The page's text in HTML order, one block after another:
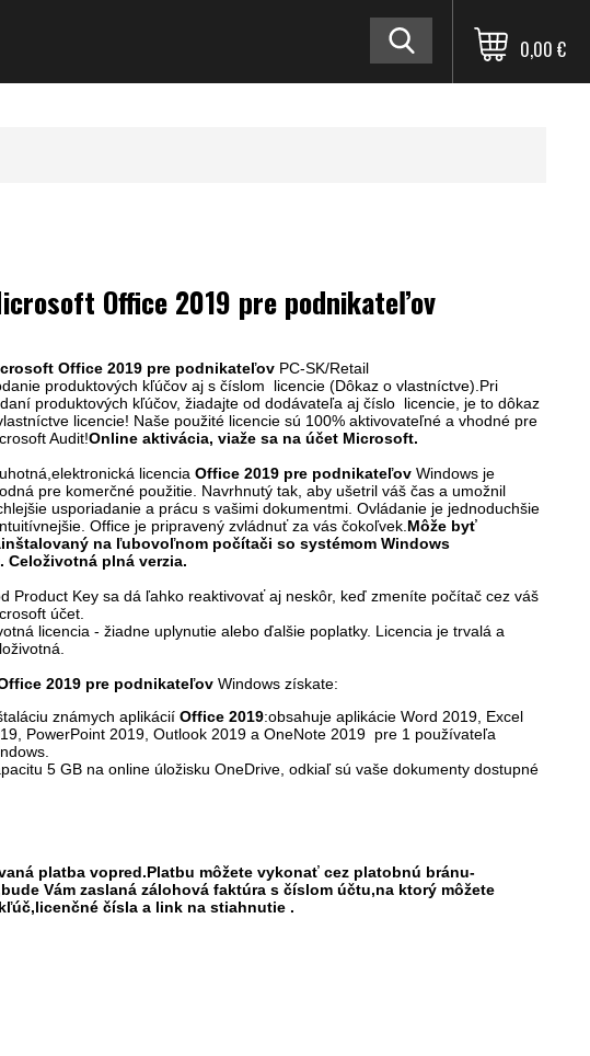
0,00 €
Office 2019 pre podnikateľov
Office 2019 pre podnikateľov PC-SK/Retail
produktových kľúčov aj s číslom licencie (Dôkaz o vlastníctve).Pri
produktových kľúčov, žiadajte od dodávateľa aj číslo licencie, je to dôkaz
licencie! Naše použité licencie sú 100% aktivovateľné a vhodné pre
Audit!Online aktivácia, viaže sa na účet Microsoft.
licenciaOffice 2019 pre podnikateľov Windows je
pre komerčné použitie Navrhnutý tak, aby ušetril váš čas a umožnil
usporiadanie a prácu s vašimi dokumentmi. Ovládanie je jednoduchšie
Office je pripravený zvládnuť za vás čokoľvek. Môže byť
na ľubovoľnom počítači so systémom Windows
Celoživotná plná verzia.
Product Key sa dá ľahko reaktivovať aj neskôr, keď zmeníte počítač cez váš
účet.
licencia - žiadne uplynutie alebo ďalšie poplatky. Licencia je trvalá a
2019 pre podnikateľov Windows získate:
známych aplikáciíOffice 2019:obsahuje aplikácie Word 2019, Excel
PowerPoint 2019, Outlook 2019 a OneNote 2019 pre 1 používateľa
5 GB na online úložisku OneDrive, odkiaľ sú vaše dokumenty dostupné
platba vopred.Platbu môžete vykonať cez platobnú bránu-
Vám zaslaná zálohová faktúra s číslom účtu,na ktorý môžete
čísla a link na stiahnutie .